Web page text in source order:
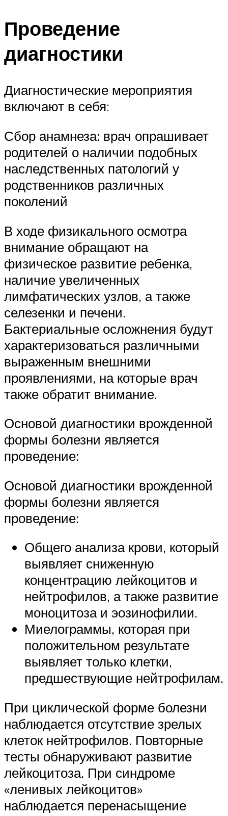
Проведение
диагностики
Диагностические мероприятия
включают в себя:
Сбор анамнеза: врач опрашивает
родителей о наличии подобных
наследственных патологий у
родственников различных
поколений
В ходе физикального осмотра
внимание обращают на
физическое развитие ребенка,
наличие увеличенных
лимфатических узлов, а также
селезенки и печени.
Бактериальные осложнения будут
характеризоваться различными
выраженным внешними
проявлениями, на которые врач
также обратит внимание.
Основой диагностики врожденной
формы болезни является
проведение:
Основой диагностики врожденной
формы болезни является
проведение:
Общего анализа крови, который
выявляет сниженную
концентрацию лейкоцитов и
нейтрофилов, а также развитие
моноцитоза и эозинофилии.
Миелограммы, которая при
положительном результате
выявляет только клетки,
предшествующие нейтрофилам.
При циклической форме болезни
наблюдается отсутствие зрелых
клеток нейтрофилов. Повторные
тесты обнаруживают развитие
лейкоцитоза. При синдроме
«ленивых лейкоцитов»
наблюдается перенасыщение